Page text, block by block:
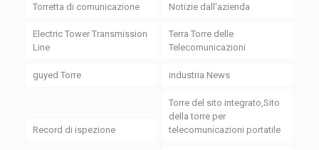
Torretta di comunicazione Notizie dall'azienda
Electric Tower Transmission
Line
Terra Torre delle
Telecomunicazioni
guyed Torre industria News
Record di ispezione
Torre del sito integrato,Sito
della torre per
telecomunicazioni portatile